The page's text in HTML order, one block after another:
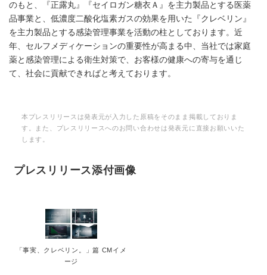
のもと、『正露丸』『セイロガン糖衣Ａ』を主力製品とする医薬
品事業と、低濃度二酸化塩素ガスの効果を用いた『クレベリン』
を主力製品とする感染管理事業を活動の柱としております。近
年、セルフメディケーションの重要性が高まる中、当社では家庭
薬と感染管理による衛生対策で、お客様の健康への寄与を通じ
て、社会に貢献できればと考えております。
本プレスリリースは発表元が入力した原稿をそのまま掲載しておりま
す。また、プレスリリースへのお問い合わせは発表元に直接お願いいた
します。
プレスリリース添付画像
「事実、クレベリン。」篇 CMイメ
ージ